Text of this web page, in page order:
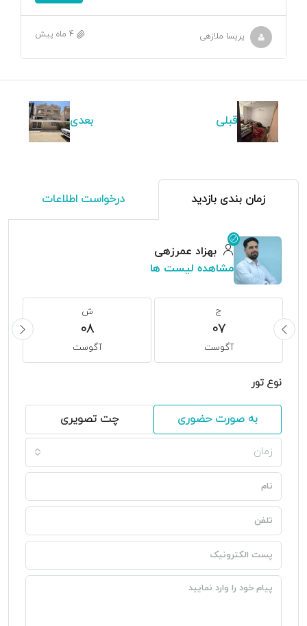
پریسا ملازهی 4 ماه پیش
قبلی بعدی
زمان بندی بازدید درخواست اطلاعات
بهزاد عمرزهی
مشاهده لیست ها
ج
07
آگوست
ش
08
آگوست
نوع تور
به صورت حضوری چت تصویری
زمان